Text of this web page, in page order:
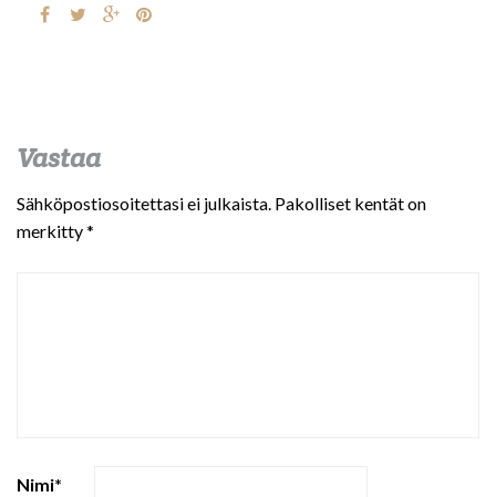
Vastaa
Sähköpostiosoitettasi ei julkaista. Pakolliset kentät on
merkitty*
Nimi*